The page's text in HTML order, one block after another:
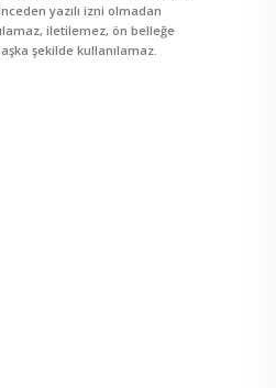
yazılı izni olmadan
iletilemez, ön belleğe
şekilde kullanılamaz.